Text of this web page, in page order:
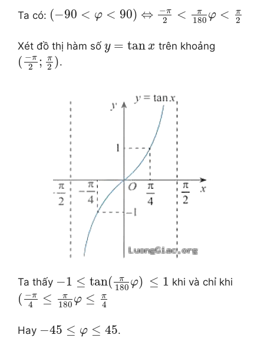
Ta có: (−90 < φ < 90) ⇔ −π
2 < π
180 φ < π
2
Xét đồ thị hàm số y = tan x trên khoảng
( −π
2 ; π
2 ).
Ta thấy −1 ≤ tan( π
180 φ) ≤ 1 khi và chỉ khi
( −π
4 ≤ π
180 φ ≤ π
4
Hay −45 ≤ φ ≤ 45.